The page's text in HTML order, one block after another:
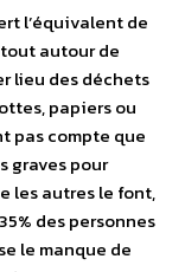
l’équivalent de
autour de
lieu des déchets
papiers ou
pas compte que
graves pour
les autres le font,
des personnes
le manque de